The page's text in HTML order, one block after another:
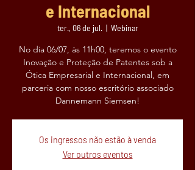
e Internacional
ter., 06 de jul.
  |
Webinar
No dia 06/07, às 11h00, teremos o evento
Inovação e Proteção de Patentes sob a
Ótica Empresarial e Internacional, em
parceria com nosso escritório associado
Dannemann Siemsen!
Os ingressos não estão à venda
Ver outros eventos